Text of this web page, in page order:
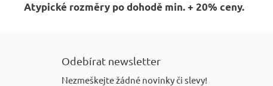
Atypické rozměry po dohodě min. + 20% ceny.
Odebírat newsletter
Nezmeškejte žádné novinky či slevy!